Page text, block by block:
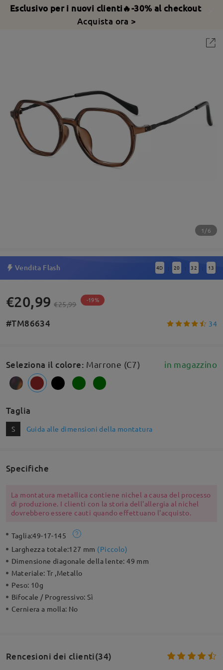
Esclusivo per i nuovi clienti🔥-30% al checkout
Acquista ora >
1/6
Vendita Flash 4D : 20 : 32 : 12
€20,99 €25,99 -19%
#TM86634 34
Seleziona il colore: Marrone (C7) in magazzino
Taglia
S Guida alle dimensioni della montatura
Specifiche
La montatura metallica contiene nichel a causa del processo
di produzione. I clienti con la storia dell'allergia al nichel
dovrebbero essere cauti quando effettuano l'acquisto.
Taglia:49-17-145
Larghezza totale:127 mm (Piccolo)
Dimensione diagonale della lente:49 mm
Materiale:Tr ,Metallo
Peso: 10g
Bifocale / Progressivo:Sì
Cerniera a molla: No
Rencesioni dei clienti(34)